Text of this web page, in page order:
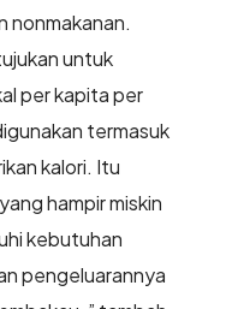
nonmakanan.
untuk
per kapita per
termasuk
kalori. Itu
hampir miskin
kebutuhan
pengeluarannya